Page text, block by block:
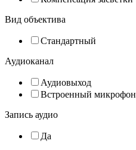
Вид объектива
Стандартный
Аудиоканал
Аудиовыход
Встроенный микрофон
Запись аудио
Да